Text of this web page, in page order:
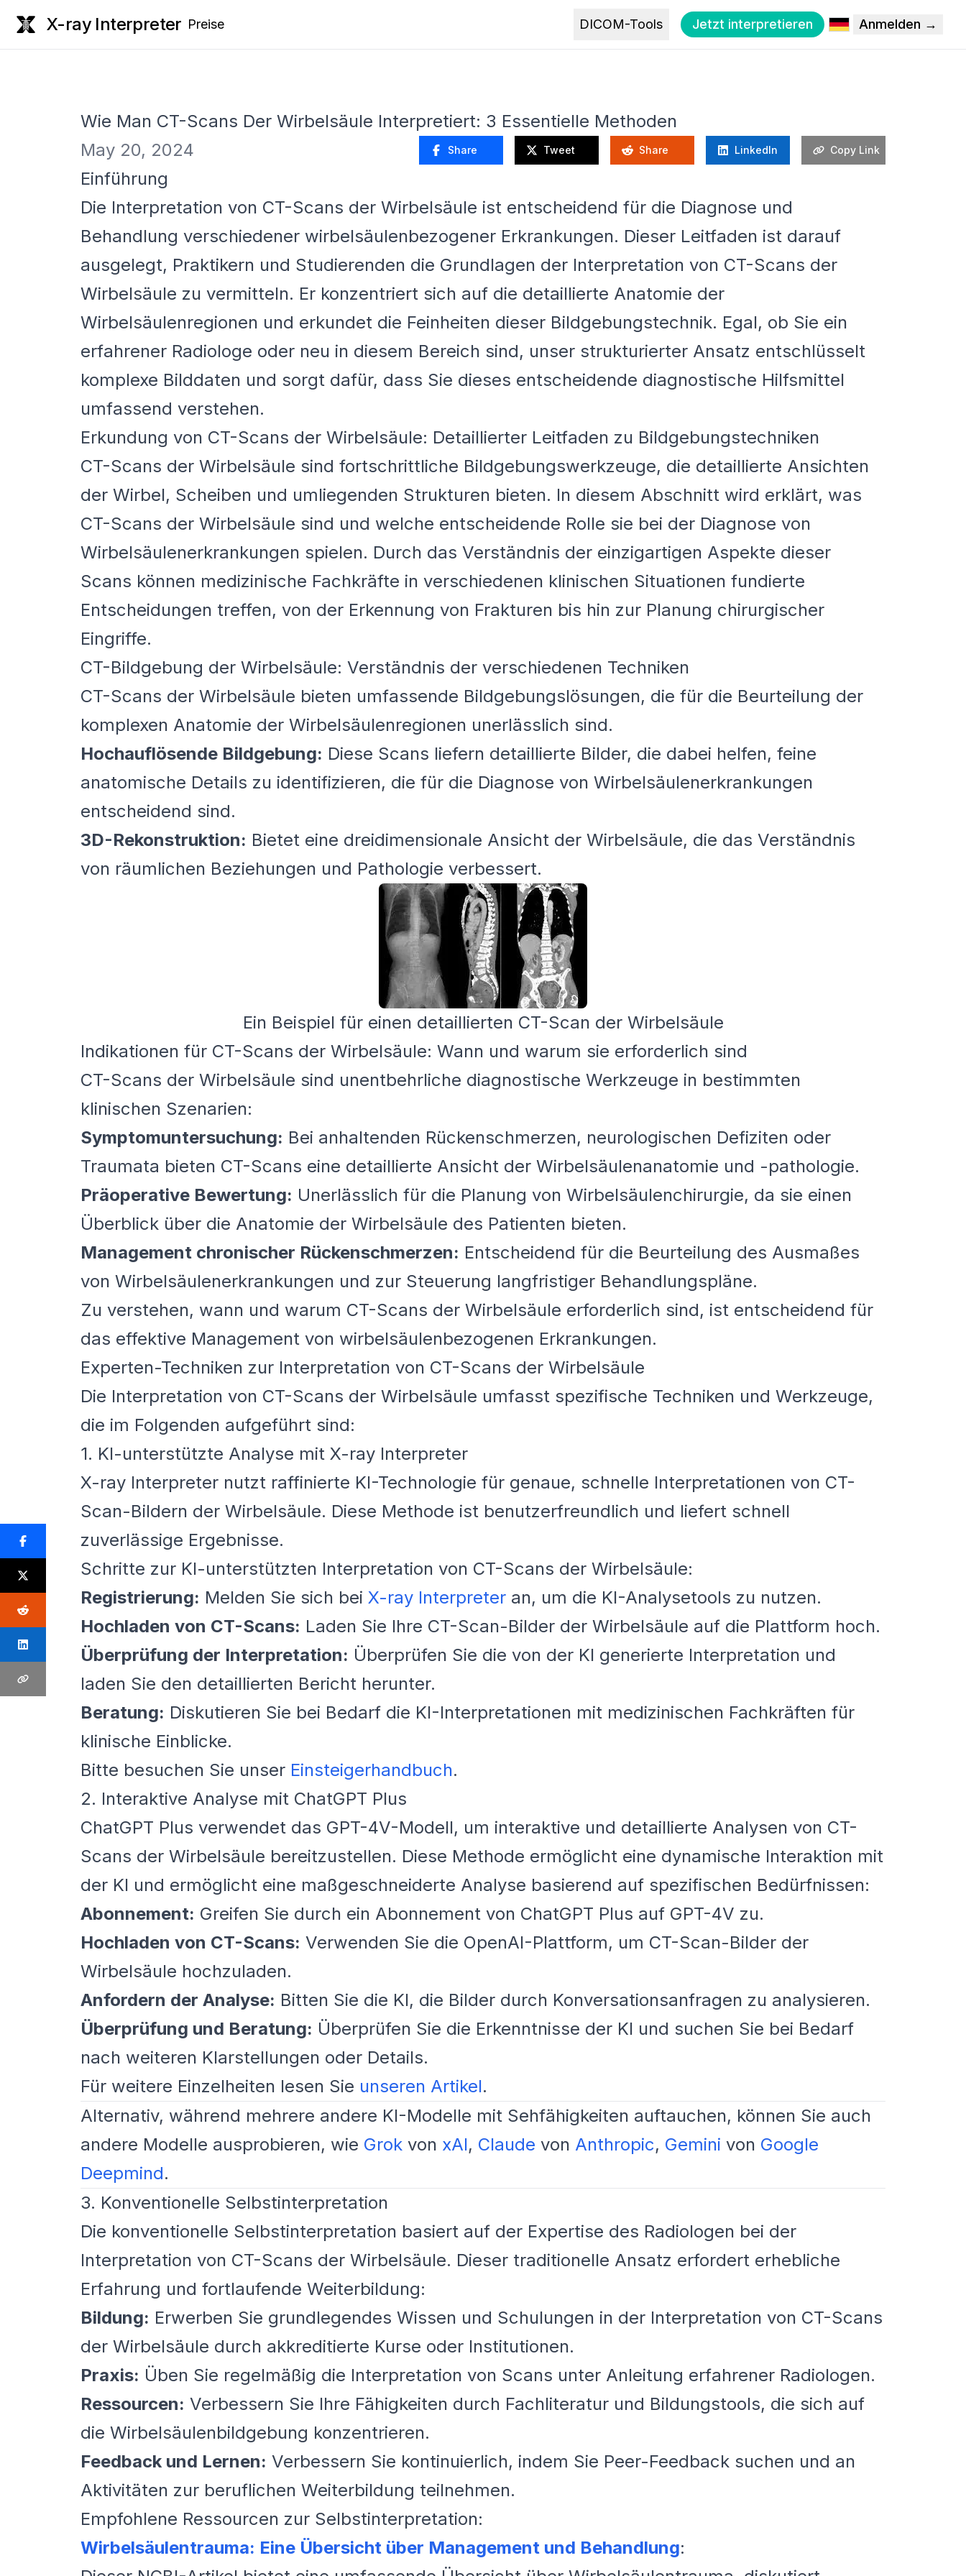
X-ray Interpreter Preise DICOM-Tools Jetzt interpretieren Anmelden →
Wie Man CT-Scans Der Wirbelsäule Interpretiert: 3 Essentielle Methoden
May 20, 2024
Share Tweet Share LinkedIn Copy Link
Einführung
Die Interpretation von CT-Scans der Wirbelsäule ist entscheidend für die Diagnose und
Behandlung verschiedener wirbelsäulenbezogener Erkrankungen. Dieser Leitfaden ist darauf
ausgelegt, Praktikern und Studierenden die Grundlagen der Interpretation von CT-Scans der
Wirbelsäule zu vermitteln. Er konzentriert sich auf die detaillierte Anatomie der
Wirbelsäulenregionen und erkundet die Feinheiten dieser Bildgebungstechnik. Egal, ob Sie ein
erfahrener Radiologe oder neu in diesem Bereich sind, unser strukturierter Ansatz entschlüsselt
komplexe Bilddaten und sorgt dafür, dass Sie dieses entscheidende diagnostische Hilfsmittel
umfassend verstehen.
Erkundung von CT-Scans der Wirbelsäule: Detaillierter Leitfaden zu Bildgebungstechniken
CT-Scans der Wirbelsäule sind fortschrittliche Bildgebungswerkzeuge, die detaillierte Ansichten
der Wirbel, Scheiben und umliegenden Strukturen bieten. In diesem Abschnitt wird erklärt, was
CT-Scans der Wirbelsäule sind und welche entscheidende Rolle sie bei der Diagnose von
Wirbelsäulenerkrankungen spielen. Durch das Verständnis der einzigartigen Aspekte dieser
Scans können medizinische Fachkräfte in verschiedenen klinischen Situationen fundierte
Entscheidungen treffen, von der Erkennung von Frakturen bis hin zur Planung chirurgischer
Eingriffe.
CT-Bildgebung der Wirbelsäule: Verständnis der verschiedenen Techniken
CT-Scans der Wirbelsäule bieten umfassende Bildgebungslösungen, die für die Beurteilung der
komplexen Anatomie der Wirbelsäulenregionen unerlässlich sind.
Hochauflösende Bildgebung: Diese Scans liefern detaillierte Bilder, die dabei helfen, feine
anatomische Details zu identifizieren, die für die Diagnose von Wirbelsäulenerkrankungen
entscheidend sind.
3D-Rekonstruktion: Bietet eine dreidimensionale Ansicht der Wirbelsäule, die das Verständnis
von räumlichen Beziehungen und Pathologie verbessert.
Ein Beispiel für einen detaillierten CT-Scan der Wirbelsäule
Indikationen für CT-Scans der Wirbelsäule: Wann und warum sie erforderlich sind
CT-Scans der Wirbelsäule sind unentbehrliche diagnostische Werkzeuge in bestimmten
klinischen Szenarien:
Symptomuntersuchung: Bei anhaltenden Rückenschmerzen, neurologischen Defiziten oder
Traumata bieten CT-Scans eine detaillierte Ansicht der Wirbelsäulenanatomie und -pathologie.
Präoperative Bewertung: Unerlässlich für die Planung von Wirbelsäulenchirurgie, da sie einen
Überblick über die Anatomie der Wirbelsäule des Patienten bieten.
Management chronischer Rückenschmerzen: Entscheidend für die Beurteilung des Ausmaßes
von Wirbelsäulenerkrankungen und zur Steuerung langfristiger Behandlungspläne.
Zu verstehen, wann und warum CT-Scans der Wirbelsäule erforderlich sind, ist entscheidend für
das effektive Management von wirbelsäulenbezogenen Erkrankungen.
Experten-Techniken zur Interpretation von CT-Scans der Wirbelsäule
Die Interpretation von CT-Scans der Wirbelsäule umfasst spezifische Techniken und Werkzeuge,
die im Folgenden aufgeführt sind:
1. KI-unterstützte Analyse mit X-ray Interpreter
X-ray Interpreter nutzt raffinierte KI-Technologie für genaue, schnelle Interpretationen von CT-
Scan-Bildern der Wirbelsäule. Diese Methode ist benutzerfreundlich und liefert schnell
zuverlässige Ergebnisse.
Schritte zur KI-unterstützten Interpretation von CT-Scans der Wirbelsäule:
Registrierung: Melden Sie sich bei X-ray Interpreter an, um die KI-Analysetools zu nutzen.
Hochladen von CT-Scans: Laden Sie Ihre CT-Scan-Bilder der Wirbelsäule auf die Plattform hoch.
Überprüfung der Interpretation: Überprüfen Sie die von der KI generierte Interpretation und
laden Sie den detaillierten Bericht herunter.
Beratung: Diskutieren Sie bei Bedarf die KI-Interpretationen mit medizinischen Fachkräften für
klinische Einblicke.
Bitte besuchen Sie unser Einsteigerhandbuch.
2. Interaktive Analyse mit ChatGPT Plus
ChatGPT Plus verwendet das GPT-4V-Modell, um interaktive und detaillierte Analysen von CT-
Scans der Wirbelsäule bereitzustellen. Diese Methode ermöglicht eine dynamische Interaktion mit
der KI und ermöglicht eine maßgeschneiderte Analyse basierend auf spezifischen Bedürfnissen:
Abonnement: Greifen Sie durch ein Abonnement von ChatGPT Plus auf GPT-4V zu.
Hochladen von CT-Scans: Verwenden Sie die OpenAI-Plattform, um CT-Scan-Bilder der
Wirbelsäule hochzuladen.
Anfordern der Analyse: Bitten Sie die KI, die Bilder durch Konversationsanfragen zu analysieren.
Überprüfung und Beratung: Überprüfen Sie die Erkenntnisse der KI und suchen Sie bei Bedarf
nach weiteren Klarstellungen oder Details.
Für weitere Einzelheiten lesen Sie unseren Artikel.
Alternativ, während mehrere andere KI-Modelle mit Sehfähigkeiten auftauchen, können Sie auch
andere Modelle ausprobieren, wie Grok von xAI, Claude von Anthropic, Gemini von Google
Deepmind.
3. Konventionelle Selbstinterpretation
Die konventionelle Selbstinterpretation basiert auf der Expertise des Radiologen bei der
Interpretation von CT-Scans der Wirbelsäule. Dieser traditionelle Ansatz erfordert erhebliche
Erfahrung und fortlaufende Weiterbildung:
Bildung: Erwerben Sie grundlegendes Wissen und Schulungen in der Interpretation von CT-Scans
der Wirbelsäule durch akkreditierte Kurse oder Institutionen.
Praxis: Üben Sie regelmäßig die Interpretation von Scans unter Anleitung erfahrener Radiologen.
Ressourcen: Verbessern Sie Ihre Fähigkeiten durch Fachliteratur und Bildungstools, die sich auf
die Wirbelsäulenbildgebung konzentrieren.
Feedback und Lernen: Verbessern Sie kontinuierlich, indem Sie Peer-Feedback suchen und an
Aktivitäten zur beruflichen Weiterbildung teilnehmen.
Empfohlene Ressourcen zur Selbstinterpretation:
Wirbelsäulentrauma: Eine Übersicht über Management und Behandlung: